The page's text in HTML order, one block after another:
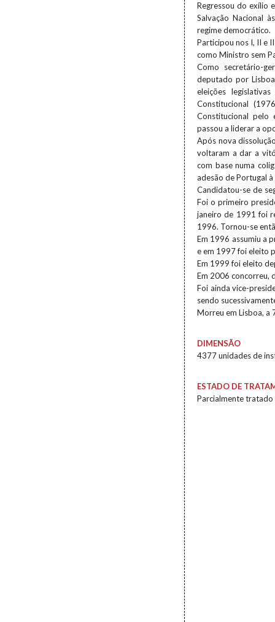
Regressou do exílio
Salvação Nacional
regime democrático.
Participou nos I, II e
como Ministro sem
Como secretário-
deputado por
eleições
Constitucional
Constitucional pelo
passou a liderar a
Após nova
voltaram a dar a
com base numa
adesão de Portugal à
Candidatou-se de
Foi o primeiro
janeiro de 1991 foi
1996. Tornou-se
Em 1996 assumiu a
e em 1997 foi eleito
Em 1999 foi eleito
Em 2006 concorreu,
Foi ainda vice-
sendo
Morreu em Lisboa, a
DIMENSÃO
4377 unidades de
ESTADO DE
Parcialmente tratado